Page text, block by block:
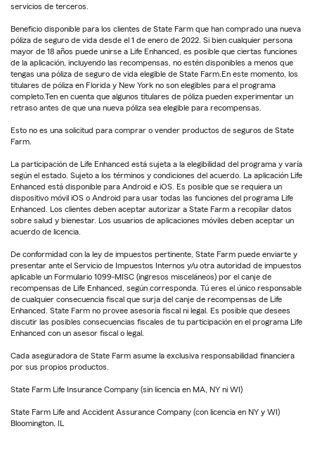
servicios de terceros.
Beneficio disponible para los clientes de State Farm que han comprado una nueva
póliza de seguro de vida desde el 1 de enero de 2022. Si bien cualquier persona
mayor de 18 años puede unirse a Life Enhanced, es posible que ciertas funciones
de la aplicación, incluyendo las recompensas, no estén disponibles a menos que
tengas una póliza de seguro de vida elegible de State Farm.En este momento, los
titulares de póliza en Florida y New York no son elegibles para el programa
completo.Ten en cuenta que algunos titulares de póliza pueden experimentar un
retraso antes de que una nueva póliza sea elegible para recompensas.
Esto no es una solicitud para comprar o vender productos de seguros de State
Farm.
La participación de Life Enhanced está sujeta a la elegibilidad del programa y varía
según el estado. Sujeto a los términos y condiciones del acuerdo. La aplicación Life
Enhanced está disponible para Android e iOS. Es posible que se requiera un
dispositivo móvil iOS o Android para usar todas las funciones del programa Life
Enhanced. Los clientes deben aceptar autorizar a State Farm a recopilar datos
sobre salud y bienestar. Los usuarios de aplicaciones móviles deben aceptar un
acuerdo de licencia.
De conformidad con la ley de impuestos pertinente, State Farm puede enviarte y
presentar ante el Servicio de Impuestos Internos y/u otra autoridad de impuestos
aplicable un Formulario 1099-MISC (ingresos misceláneos) por el canje de
recompensas de Life Enhanced, según corresponda. Tú eres el único responsable
de cualquier consecuencia fiscal que surja del canje de recompensas de Life
Enhanced. State Farm no provee asesoría fiscal ni legal. Es posible que desees
discutir las posibles consecuencias fiscales de tu participación en el programa Life
Enhanced con un asesor fiscal o legal.
Cada aseguradora de State Farm asume la exclusiva responsabilidad financiera
por sus propios productos.
State Farm Life Insurance Company (sin licencia en MA, NY ni WI)
State Farm Life and Accident Assurance Company (con licencia en NY y WI)
Bloomington, IL